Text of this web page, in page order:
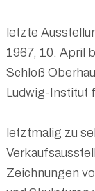
letzte
1967, 10. April
Schloß
Ludwig-Institut
letztmalig zu
Zeichnungen